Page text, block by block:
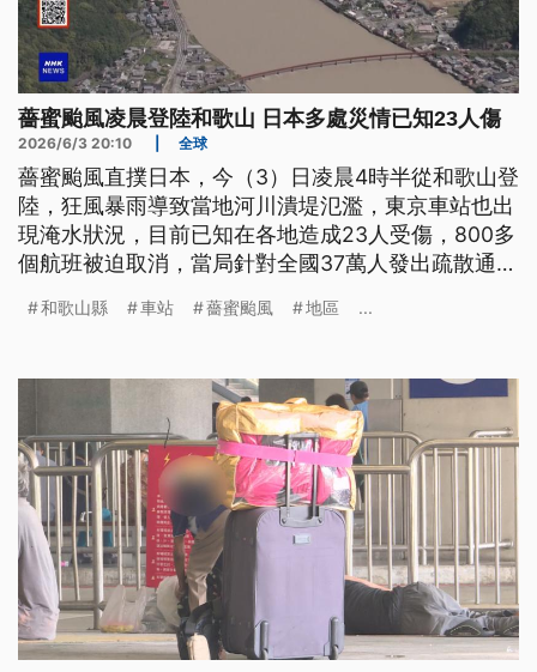
薔蜜颱風凌晨登陸和歌山 日本多處災情已知23人傷
2026/6/3 20:10 全球
薔蜜颱風直撲日本，今（3）日凌晨4時半從和歌山登
陸，狂風暴雨導致當地河川潰堤氾濫，東京車站也出
現淹水狀況，目前已知在各地造成23人受傷，800多
個航班被迫取消，當局針對全國37萬人發出疏散通
並注意安全。
和歌山縣 車站 薔蜜颱風 地區 ...